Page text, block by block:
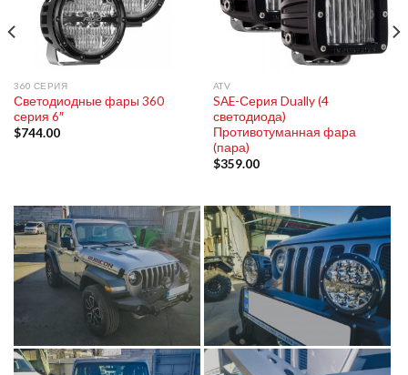
360 СЕРИЯ
Светодиодные фары 360
серия 6″
$744.00
ATV
SAE-Серия Dually (4
светодиода)
Противотуманная фара
(пара)
$359.00